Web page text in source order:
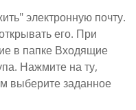
электронную почту.
его. При
в папке Входящие
Нажмите на ту,
выберите заданное